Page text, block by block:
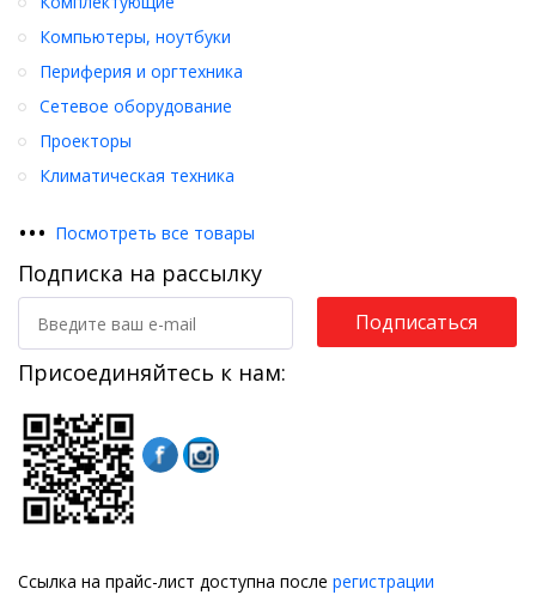
Компьютеры, ноутбуки
Периферия и оргтехника
Сетевое оборудование
Проекторы
Климатическая техника
••• Посмотреть все товары
Подписка на рассылку
Подписаться
Присоединяйтесь к нам:
Ссылка на прайс-лист доступна после регистрации